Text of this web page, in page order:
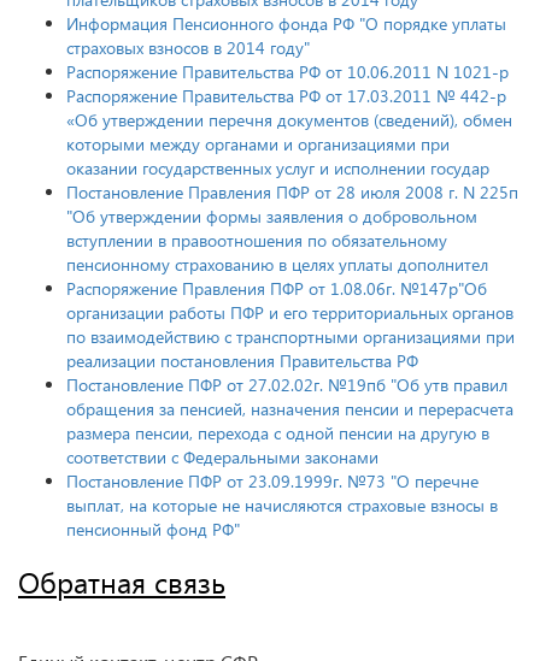
Информация Пенсионного фонда РФ "О порядке уплаты
страховых взносов в 2014 году"
Распоряжение Правительства РФ от 10.06.2011 N 1021-р
Распоряжение Правительства РФ от 17.03.2011 № 442-р
«Об утверждении перечня документов (сведений), обмен
которыми между органами и организациями при
оказании государственных услуг и исполнении государ
Постановление Правления ПФР от 28 июля 2008 г. N 225п
"Об утверждении формы заявления о добровольном
вступлении в правоотношения по обязательному
пенсионному страхованию в целях уплаты дополнител
Распоряжение Правления ПФР от 1.08.06г. №147р"Об
организации работы ПФР и его территориальных органов
по взаимодействию с транспортными организациями при
реализации постановления Правительства РФ
Постановление ПФР от 27.02.02г. №19пб "Об утв правил
обращения за пенсией, назначения пенсии и перерасчета
размера пенсии, перехода с одной пенсии на другую в
соответствии с Федеральными законами
Постановление ПФР от 23.09.1999г. №73 "О перечне
выплат, на которые не начисляются страховые взносы в
пенсионный фонд РФ"
Обратная связь